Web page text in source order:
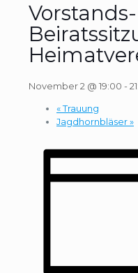
November 2 @ 19:00 -
«Trauung
Jagdhornbläser»